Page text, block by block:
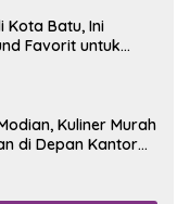
Kota Batu, Ini
Favorit untuk
Kuliner Murah
di Depan Kantor